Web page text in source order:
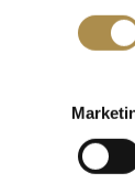
eingeben: